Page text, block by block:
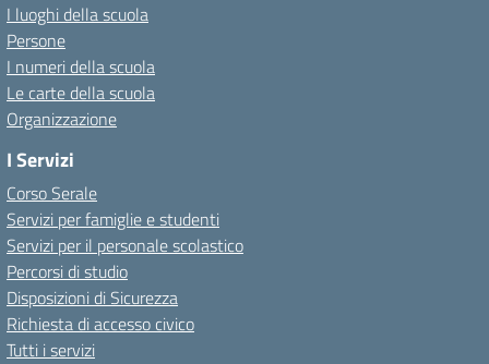
I luoghi della scuola
Persone
I numeri della scuola
Le carte della scuola
Organizzazione
I Servizi
Corso Serale
Servizi per famiglie e studenti
Servizi per il personale scolastico
Percorsi di studio
Disposizioni di Sicurezza
Richiesta di accesso civico
Tutti i servizi